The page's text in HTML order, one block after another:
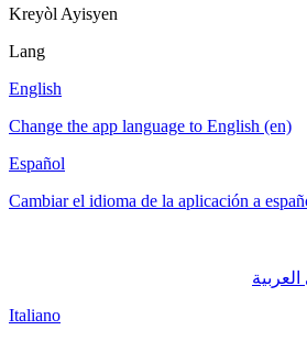
Kreyòl Ayisyen
Lang
English
Change the app language to English (en)
Español
Cambiar el idioma de la aplicación a
Italiano